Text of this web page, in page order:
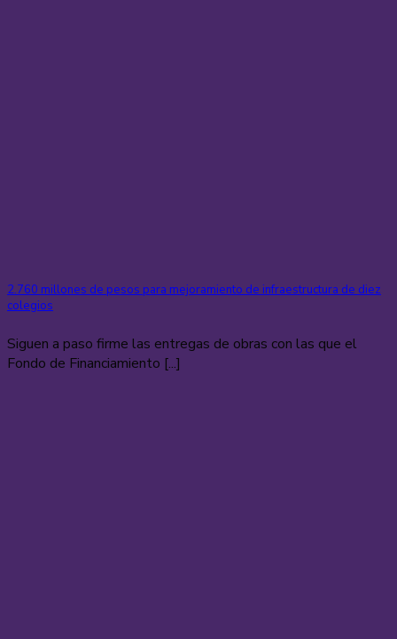
2.760 millones de pesos para mejoramiento de infraestructura de diez
colegios
Siguen a paso firme las entregas de obras con las que el
Fondo de Financiamiento [...]